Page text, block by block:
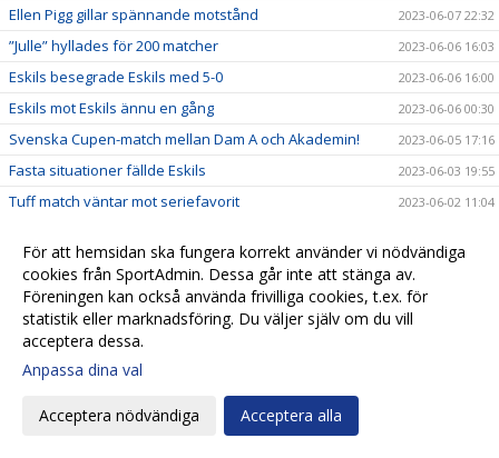
Ellen Pigg gillar spännande motstånd 2023-06-07 22:32
”Julle” hyllades för 200 matcher 2023-06-06 16:03
Eskils besegrade Eskils med 5-0 2023-06-06 16:00
Eskils mot Eskils ännu en gång 2023-06-06 00:30
Svenska Cupen-match mellan Dam A och Akademin! 2023-06-05 17:16
Fasta situationer fällde Eskils 2023-06-03 19:55
Tuff match väntar mot seriefavorit 2023-06-02 11:04
nyförvärv
”Aggi” närmar sig toppformen 2023-05-30 21:51
IS Halmia - Eskilsminne IF 2023-05-30 10:56
Alma Bertilssons hat trick sänkte Mariebo
Motståndarkollen: Mariebo IK satsar på egna talanger
Alma inne på femte paret fotbollsskor
För att hemsidan ska fungera korrekt använder vi nödvändiga
cookies från SportAdmin. Dessa går inte att stänga av.
Föreningen kan också använda frivilliga cookies, t.ex. för
statistik eller marknadsföring. Du väljer själv om du vill
acceptera dessa.
Anpassa dina val
Acceptera nödvändiga Acceptera alla